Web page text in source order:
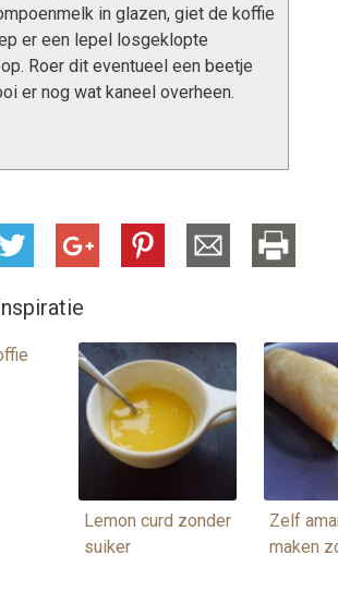
in glazen, giet de koffie
er een lepel losgeklopte
Roer dit eventueel een beetje
er nog wat kaneel overheen.
Lemon curd zonder
suiker
Zelf
maken